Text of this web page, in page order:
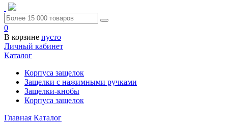
0
В корзине пусто
Личный кабинет
Каталог
Корпуса защелок
Защелки с нажимными ручками
Защелки-кнобы
Корпуса защелок
Главная Каталог